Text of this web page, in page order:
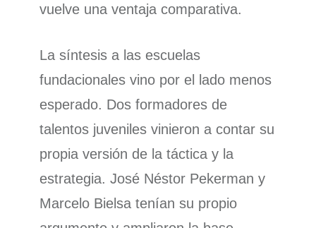
vuelve una ventaja comparativa.
La síntesis a las escuelas
fundacionales vino por el lado menos
esperado. Dos formadores de
talentos juveniles vinieron a contar su
propia versión de la táctica y la
estrategia. José Néstor Pekerman y
Marcelo Bielsa tenían su propio